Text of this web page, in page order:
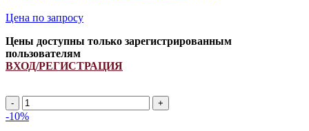
Цена по запросу
Цены доступны только зарегистрированным
пользователям
ВХОД/РЕГИСТРАЦИЯ
2HB
2750Lp/
-10%